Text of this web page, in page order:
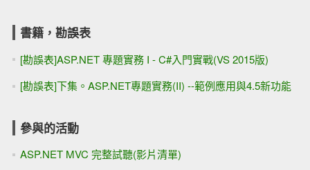
書籍，勘誤表
[勘誤表]ASP.NET 專題實務 I - C#入門實戰(VS 2015版)
[勘誤表]下集。ASP.NET專題實務(II) --範例應用與4.5新功能
參與的活動
ASP.NET MVC 完整試聽(影片清單)